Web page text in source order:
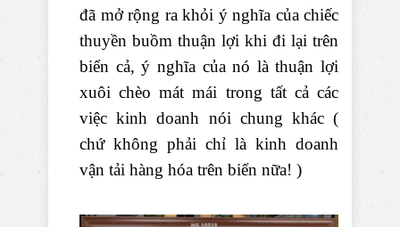
đã mở rộng ra khỏi ý nghĩa của chiếc
thuyền buồm thuận lợi khi đi lại trên
biển cả, ý nghĩa của nó là thuận lợi
xuôi chèo mát mái trong tất cả các
việc kinh doanh nói chung khác (
chứ không phải chỉ là kinh doanh
vận tải hàng hóa trên biển nữa! )